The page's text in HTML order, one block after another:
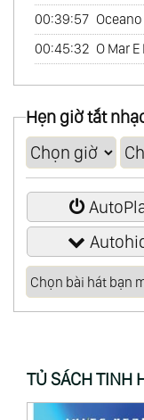
00:39:57
00:45:32 O Mar
Hẹn giờ tắt
TỦ SÁCH TINH